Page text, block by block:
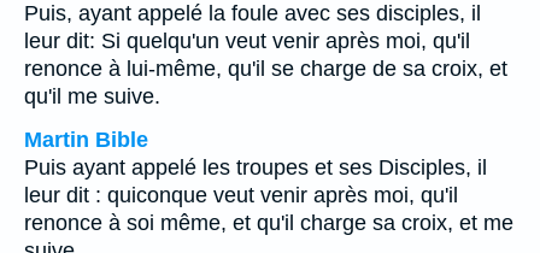
Puis, ayant appelé la foule avec ses disciples, il
leur dit: Si quelqu'un veut venir après moi, qu'il
renonce à lui-même, qu'il se charge de sa croix, et
qu'il me suive.
Martin Bible
Puis ayant appelé les troupes et ses Disciples, il
leur dit : quiconque veut venir après moi, qu'il
renonce à soi même, et qu'il charge sa croix, et me